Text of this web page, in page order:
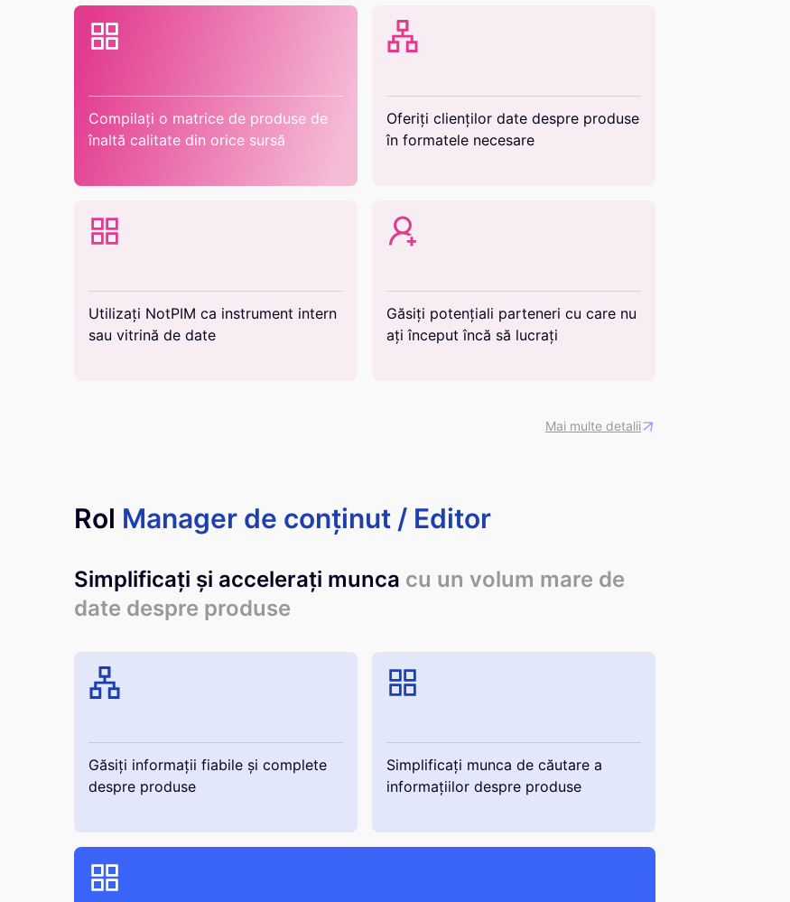
Compilați o matrice de produse de
înaltă calitate din orice sursă
Oferiți clienților date despre produse
în formatele necesare
Utilizați NotPIM ca instrument intern
sau vitrină de date
Găsiți potențiali parteneri cu care nu
ați început încă să lucrați
Mai multe detalii
Rol Manager de conținut / Editor
Simplificați și accelerați munca cu un volum mare de
date despre produse
Găsiți informații fiabile și complete
despre produse
Simplificați munca de căutare a
informațiilor despre produse